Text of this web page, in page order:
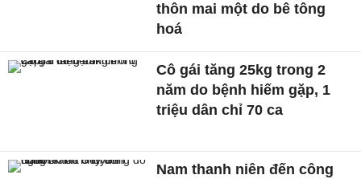
thôn mai một do bê tông
hoá
Cô gái tăng 25kg trong 2
năm do bệnh hiếm gặp, 1
triệu dân chỉ 70 ca
Nam thanh niên đến công